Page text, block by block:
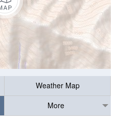
Weather Map
More